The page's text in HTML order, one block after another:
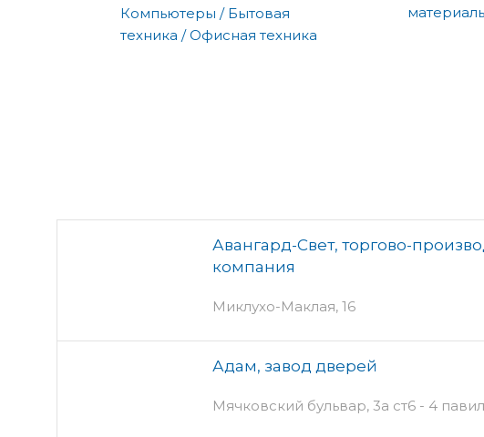
Компьютеры / Бытовая
техника / Офисная техника
Авангард-Свет, торгово-
компания
Миклухо-Маклая, 16
Адам, завод дверей
Мячковский бульвар, 3а ст6 - 4